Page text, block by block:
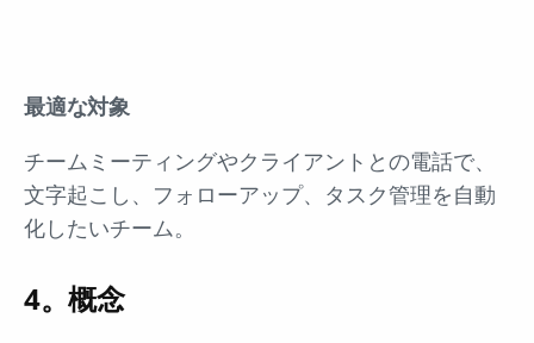
最適な対象
チームミーティングやクライアントとの電話で、
文字起こし、フォローアップ、タスク管理を自動
化したいチーム。
4。概念